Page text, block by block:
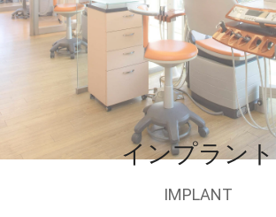
インプラント
IMPLANT